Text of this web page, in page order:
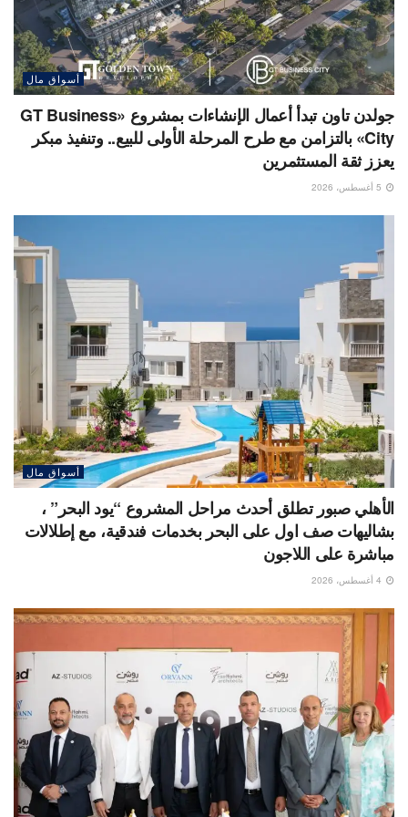
أسواق مال
جولدن تاون تبدأ أعمال الإنشاءات بمشروع «GT Business
City» بالتزامن مع طرح المرحلة الأولى للبيع.. وتنفيذ مبكر
يعزز ثقة المستثمرين
أسواق مال
الأهلي صبور تطلق أحدث مراحل المشروع “يود البحر” ،
بشاليهات صف اول على البحر بخدمات فندقية، مع إطلالات
مباشرة على اللاجون